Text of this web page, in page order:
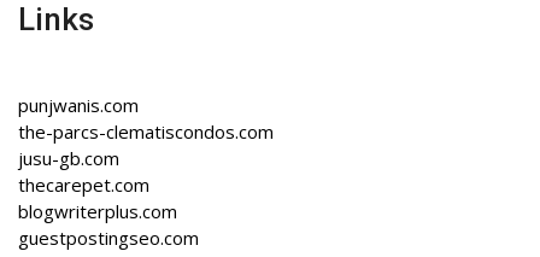
Links
punjwanis.com
the-parcs-clematiscondos.com
jusu-gb.com
thecarepet.com
blogwriterplus.com
guestpostingseo.com